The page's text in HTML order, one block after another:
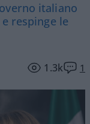
italiano
respinge le
1.3k 1